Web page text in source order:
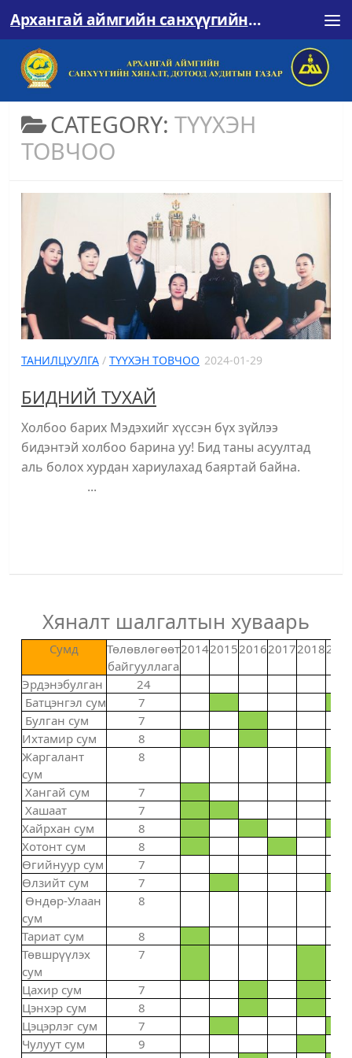
Skip to content Архангай аймгийн санхүүгийн хяналт, дотоод аудитын газар
CATEGORY: ТҮҮХЭН
ТОВЧОО
ТАНИЛЦУУЛГА / ТҮҮХЭН ТОВЧОО 2024-01-29
БИДНИЙ ТУХАЙ
Холбоо барих Мэдэхийг хүссэн бүх зүйлээ
бидэнтэй холбоо барина уу! Бид таны асуултад
аль болох хурдан хариулахад баяртай байна.
...
Хяналт шалгалтын хуваарь
Сумд
Төлөвлөгөөт
байгууллага
20142015201620172018
Эрдэнэбулган
24
Батцэнгэл сум
7
Булган сум
7
Ихтамир сум
8
Жаргалант
сум
8
Хангай сум
7
Хашаат
7
Хайрхан сум
8
Хотонт сум
8
Өгийнуур сум
7
Өлзийт сум
7
Өндөр-Улаан
сум
8
Тариат сум
8
Төвшрүүлэх
сум
7
Цахир сум
7
Цэнхэр сум
8
Цэцэрлэг сум
7
Чулуут сум
9